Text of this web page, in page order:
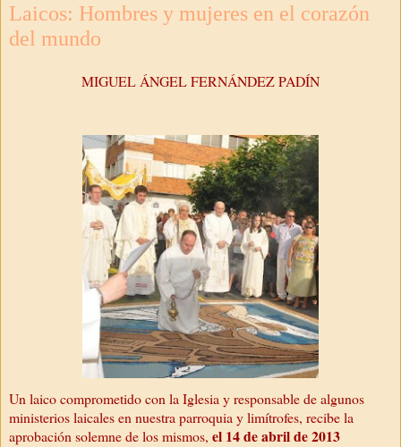
Laicos: Hombres y mujeres en el corazón
del mundo
MIGUEL ÁNGEL FERNÁNDEZ PADÍN
Un laico comprometido con la Iglesia y responsable de algunos
ministerios laicales en nuestra parroquia y limítrofes, recibe la
aprobación solemne de los mismos, el 14 de abril de 2013